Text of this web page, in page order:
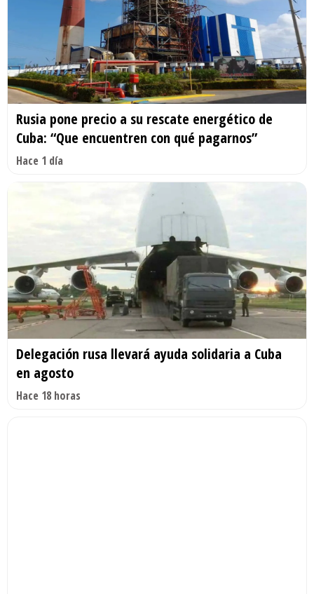
Rusia pone precio a su rescate energético de
Cuba: “Que encuentren con qué pagarnos”
Hace 1 día
Delegación rusa llevará ayuda solidaria a Cuba
en agosto
Hace 18 horas